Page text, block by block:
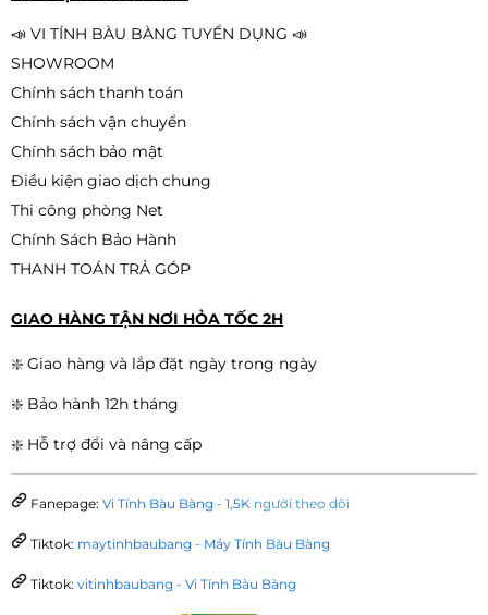
📣 VI TÍNH BÀU BÀNG TUYỂN DỤNG 📣
SHOWROOM
Chính sách thanh toán
Chính sách vận chuyển
Chính sách bảo mật
Điều kiện giao dịch chung
Thi công phòng Net
Chính Sách Bảo Hành
THANH TOÁN TRẢ GÓP
GIAO HÀNG TẬN NƠI HỎA TỐC 2H
❇️ Giao hàng và lắp đặt ngày trong ngày
❇️ Bảo hành 12h tháng
❇️ Hỗ trợ đổi và nâng cấp
Fanepage: Vi Tính Bàu Bàng - 1,5K người theo dõi
Tiktok: maytinhbaubang - Máy Tính Bàu Bàng
Tiktok: vitinhbaubang - Vi Tính Bàu Bàng